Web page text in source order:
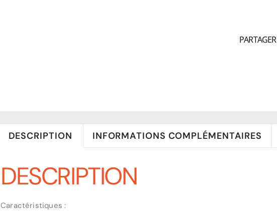
PARTAGER
DESCRIPTION INFORMATIONS COMPLÉMENTAIRES
DESCRIPTION
Caractéristiques :